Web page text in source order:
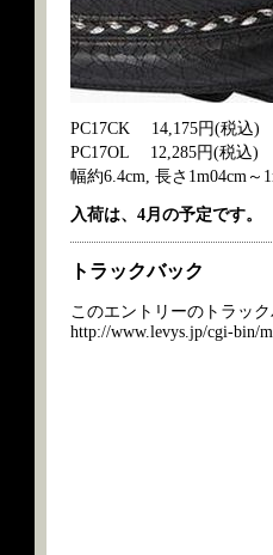
PC17CK 14,175円(税込)
PC17OL 12,285円(税込)
幅約6.4cm, 長さ1m04cm～
入荷は、4月の予定です
トラックバック
このエントリーのトラッ
http://www.levys.jp/cgi-bin/